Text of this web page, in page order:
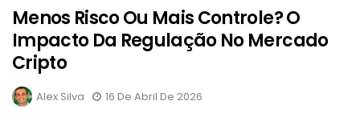
Menos Risco Ou Mais Controle? O
Impacto Da Regulação No Mercado
Cripto
Alex Silva 16 De Abril De 2026